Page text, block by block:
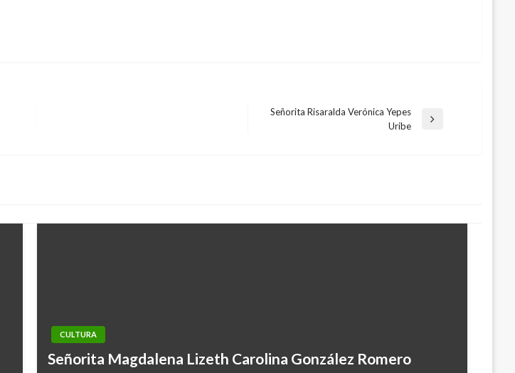
Señorita Risaralda Verónica Yepes
Uribe
CULTURA
Señorita Magdalena Lizeth Carolina González Romero